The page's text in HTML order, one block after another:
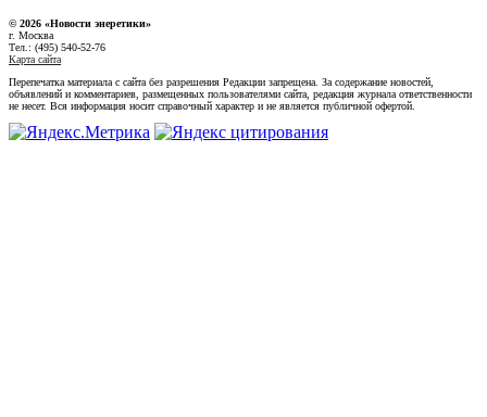
© 2026 «Новости энеретики»
г. Москва
Тел.: (495) 540-52-76
Карта сайта
Перепечатка материала с сайта без разрешения Редакции запрещена. За содержание новостей,
объявлений и комментариев, размещенных пользователями сайта, редакция журнала ответственности
не несет. Вся информация носит справочный характер и не является публичной офертой.